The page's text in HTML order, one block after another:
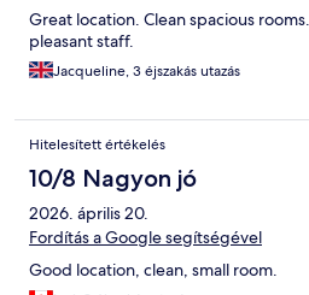
Great location. Clean spacious
pleasant staff.
Jacqueline, 3 éjszakás utazás
Hitelesített értékelés
10/8 Nagyon jó
2026. április 20.
Fordítás a Google segítségével
Good location, clean, small room.